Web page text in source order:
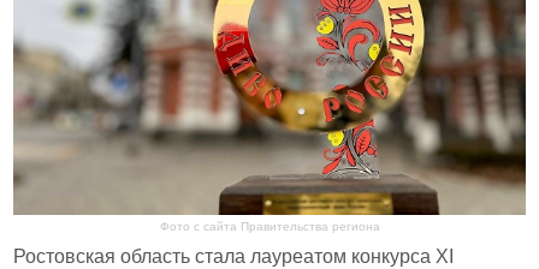
Фото с сайта Правительства региона
Ростовская область стала лауреатом конкурса XI